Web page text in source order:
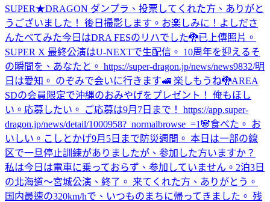
SUPER★DRAGON ダンプラ、投票してくれた方、ありがと
うございました！ 後日撮影します。お楽しみに！ よしださ
んたべてみた今日はDRA FESのリハでした🐉已上傳照片。
SUPER X 最終公演はU-NEXTで生配信。 10周年を迎えるそ
の瞬間を、あなたと。 https://super-dragon.jp/news/news9832/明
日は愛知。 のぞみで会いに行きます🚅 楽しもうね🐉AREA
SDの会員限定で沖縄のおみやげをプレゼント！ 俺もほし
い。応募したい。 ご応募は9月7日まで！ https://app.super-
dragon.jp/news/detail/1000958?_normalbrowse_=1🐼食べた。 お
いしい。 こしとかげ9月5日まで防災週間。 本日は一部の線
区で一旦停止訓練がありましたが、参加した方いますか？
私は今日は電車に乗っておらず、参加していません。 2泊3日
の北海道〜宮城公演、終了。 来てくれた方、ありがとう。
国内最速の320km/hで、いつものまちに帰ってきました。 残